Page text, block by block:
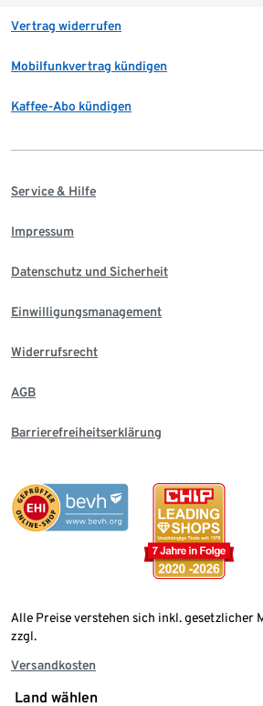
Vertrag widerrufen
Mobilfunkvertrag kündigen
Kaffee-Abo kündigen
Service & Hilfe
Impressum
Datenschutz und Sicherheit
Einwilligungsmanagement
Widerrufsrecht
AGB
Barrierefreiheitserklärung
Alle Preise verstehen sich inkl. gesetzlicher
zzgl.
Versandkosten
Land wählen